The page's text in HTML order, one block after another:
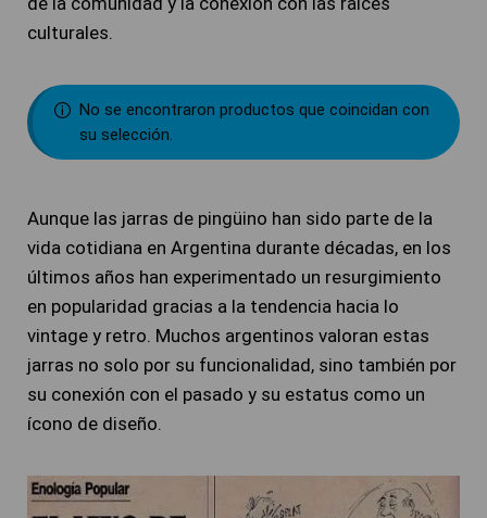
culturales.
No se encontraron productos que coincidan con
su selección.
Aunque las jarras de pingüino han sido parte de la
vida cotidiana en Argentina durante décadas, en los
últimos años han experimentado un resurgimiento
en popularidad gracias a la tendencia hacia lo
vintage y retro. Muchos argentinos valoran estas
jarras no solo por su funcionalidad, sino también por
su conexión con el pasado y su estatus como un
ícono de diseño.